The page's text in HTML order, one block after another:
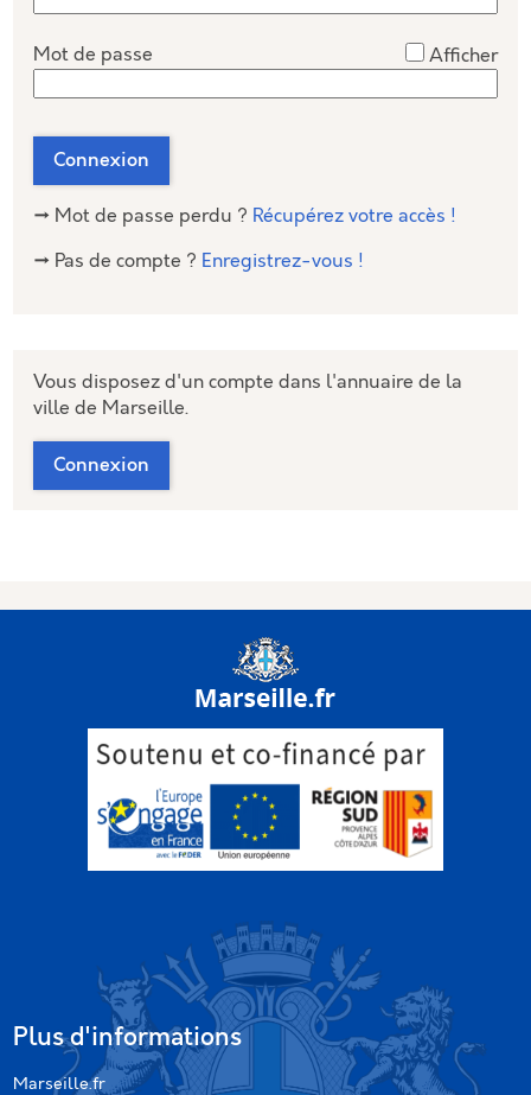
Mot de passe Afficher
Connexion
→ Mot de passe perdu ? Récupérez votre accès !
→ Pas de compte ? Enregistrez-vous !
Vous disposez d'un compte dans l'annuaire de la
ville de Marseille.
Connexion
Plus d'informations
Marseille.fr